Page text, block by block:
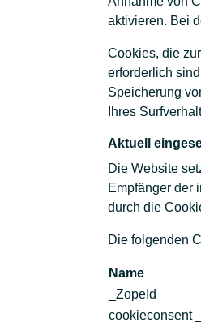
aktivieren. Bei
Cookies, die
erforderlich
Speicherung
Ihres
Aktuell
Die Website
Empfänger der
durch die
Die folgenden
Name
_ZopeId
cookieconsent